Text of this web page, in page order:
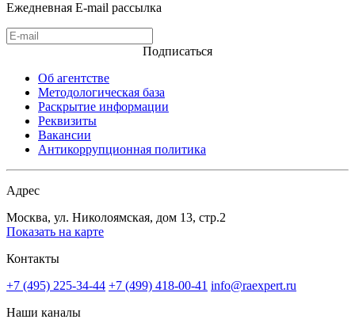
Ежедневная E-mail рассылка
Подписаться
Об агентстве
Методологическая база
Раскрытие информации
Реквизиты
Вакансии
Антикоррупционная политика
Адрес
Москва, ул. Николоямская, дом 13, стр.2
Показать на карте
Контакты
+7 (495) 225-34-44 +7 (499) 418-00-41 info@raexpert.ru
Наши каналы